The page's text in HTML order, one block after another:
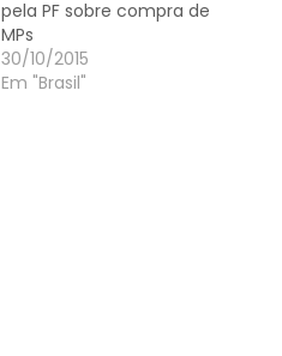
pela PF sobre compra de
MPs
30/10/2015
Em "Brasil"